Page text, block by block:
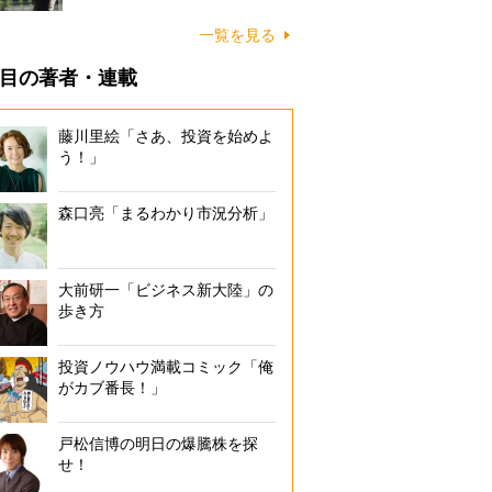
一覧を見る
の著者・連載
藤川里絵「さあ、投資を始めよ
う！」
森口亮「まるわかり市況分析」
大前研一「ビジネス新大陸」の
歩き方
投資ノウハウ満載コミック「俺
がカブ番長！」
戸松信博の明日の爆騰株を探
せ！